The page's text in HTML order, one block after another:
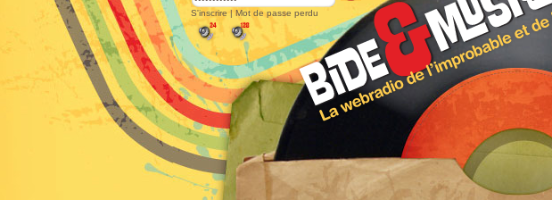
S'inscrire | Mot de passe perdu